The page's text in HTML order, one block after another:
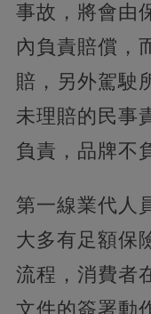
事故，將會由
內負責賠償，
賠，另外駕駛
未理賠的民事
負責，品牌不
第一線業代人
大多有足額保
流程，消費者
文件的簽署動